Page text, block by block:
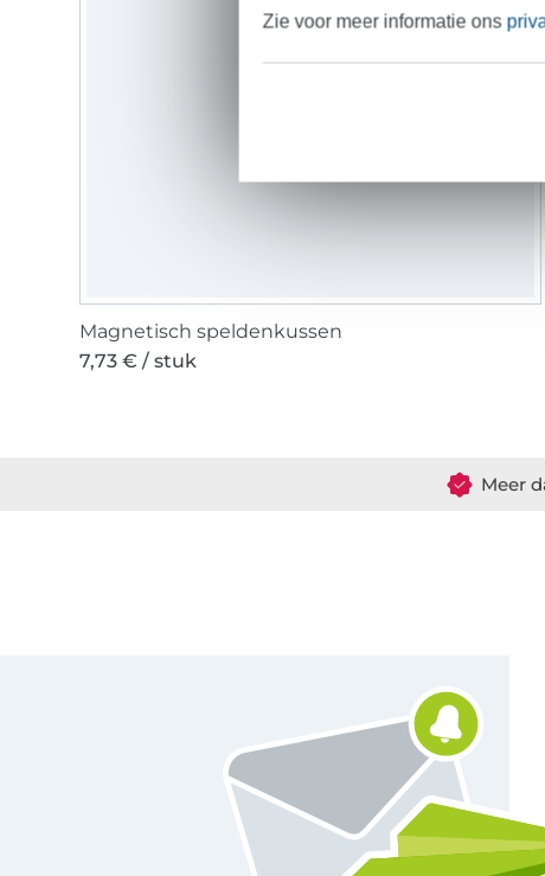
Magnetisch speldenkussen
7,73 € / stuk
Meer
Zie voor meer informatie ons